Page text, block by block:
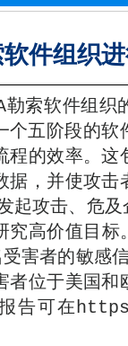
软件组
勒索软件组
五阶段的软
程的效率。
据，并使攻
起攻击、危
究高价值目
害者的敏感
者位于美国
报告可在